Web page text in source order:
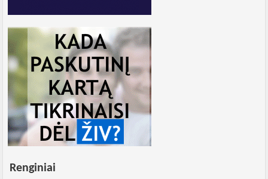
Renginiai